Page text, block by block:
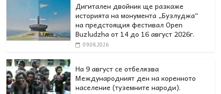
Дигитален двойник ще разкаже
историята на монумента „Бузлуджа“
на предстоящия фестивал Open
Buzludzha от 14 до 16 август 2026г.
09.08.2026
На 9 август се отбелязва
Международният ден на коренното
население (туземните народи).